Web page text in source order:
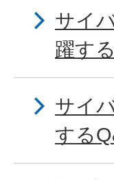
サイ
躍す
サイ
する